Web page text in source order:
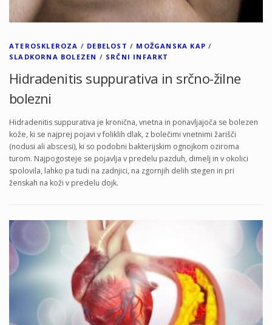
ATEROSKLEROZA / DEBELOST / MOŽGANSKA KAP /
SLADKORNA BOLEZEN / SRČNI INFARKT
Hidradenitis suppurativa in srčno-žilne
bolezni
Hidradenitis suppurativa je kronična, vnetna in ponavljajoča se bolezen
kože, ki se najprej pojavi v foliklih dlak, z bolečimi vnetnimi žarišči
(nodusi ali abscesi), ki so podobni bakterijskim ognojkom oziroma
turom. Najpogosteje se pojavlja v predelu pazduh, dimelj in v okolici
spolovila, lahko pa tudi na zadnjici, na zgornjih delih stegen in pri
ženskah na koži v predelu dojk.